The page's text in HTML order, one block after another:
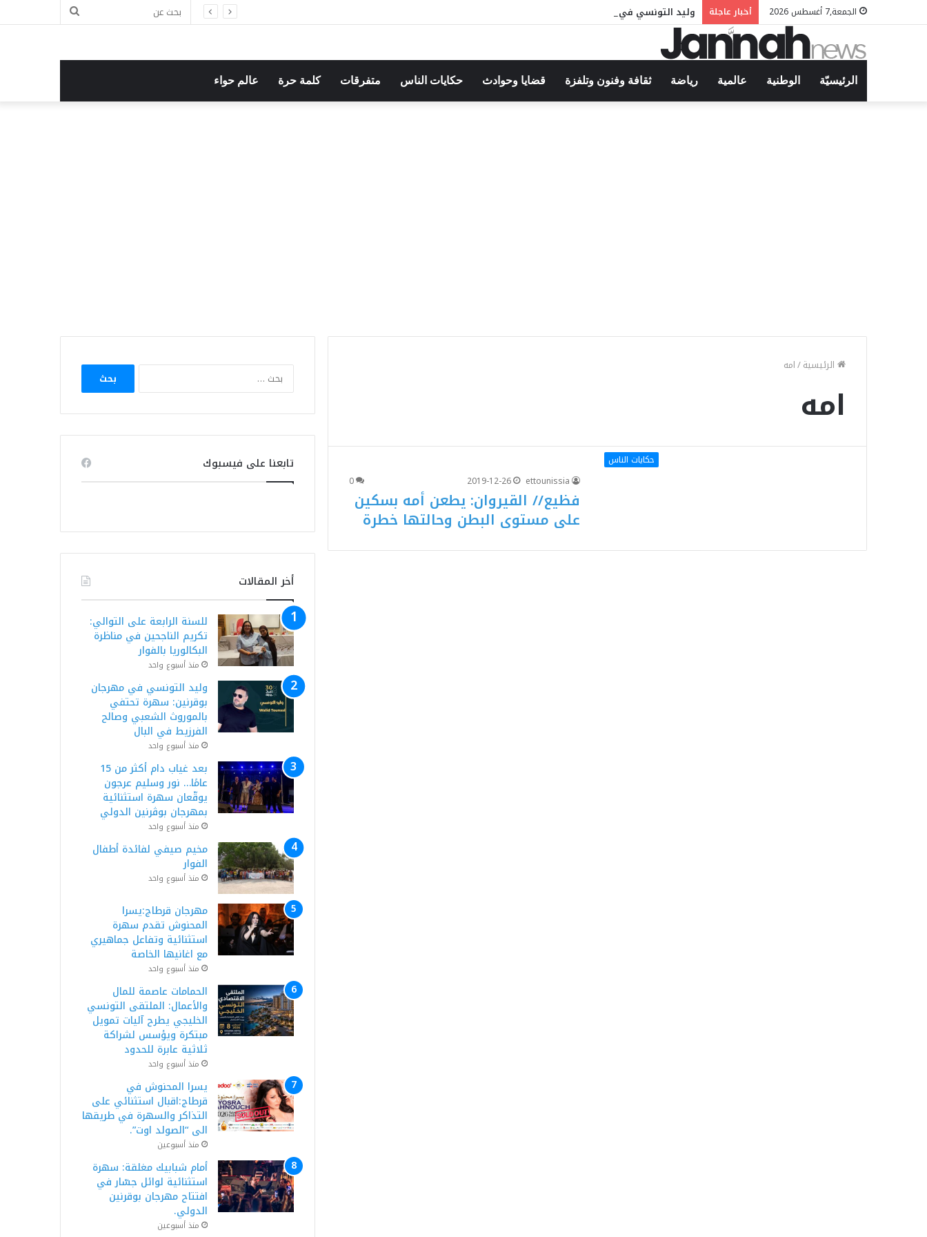
الجمعة,7 أغسطس 2026 أخبار عاجلة وليد التونسي في مهرجان بوقرنين: سهرة تحتفي بالموروث الشعبي وصالح الفرزيط في البال
بحث
الرئيسيّة الوطنية عالمية رياضة ثقافة وفنون وتلفزة قضايا وحوادث حكايات الناس متفرقات كلمة حرة عالم حواء
الرئيسية/امه
امه
حكايات الناس
ettounissia
2019-12-26
0
فظيع// القيروان: يطعن أمه بسكين
على مستوى البطن وحالتها خطرة
البحث
تابعنا على فيسبوك
أخر المقالات
للسنة الرابعة على التوالي:
تكريم الناجحين في مناظرة
البكالوريا بالفوار
منذ أسبوع واحد
وليد التونسي في مهرجان
بوقرنين: سهرة تحتفي
بالموروث الشعبي وصالح
الفرزيط في البال
منذ أسبوع واحد
بعد غياب دام أكثر من 15
عامًا… نور وسليم عرجون
يوقّعان سهرة استثنائية
بمهرجان بوڨرنين الدولي
منذ أسبوع واحد
مخيم صيفي لفائدة أطفال
الفوار
منذ أسبوع واحد
مهرجان قرطاج:يسرا
المحنوش تقدم سهرة
استثنائية وتفاعل جماهيري
مع اغانيها الخاصة
منذ أسبوع واحد
الحمامات عاصمة للمال
والأعمال: الملتقى التونسي
الخليجي يطرح آليات تمويل
مبتكرة ويؤسس لشراكة
ثلاثية عابرة للحدود
منذ أسبوع واحد
يسرا المحنوش في
قرطاج:اقبال استثنائي على
التذاكر والسهرة في طريقها
الى “الصولد اوت”.
منذ أسبوعين
أمام شبابيك مغلقة: سهرة
استثنائية لوائل جسّار في
افتتاح مهرجان بوقرنين
الدولي.
منذ أسبوعين